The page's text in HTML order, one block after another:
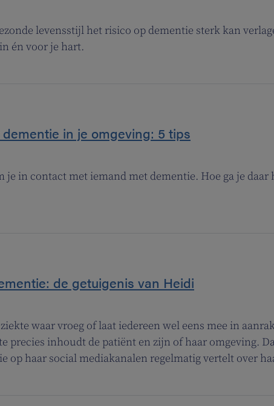
levensstijl het risico op dementie sterk kan
én voor je hart.
in je omgeving: 5 tips
je in contact met iemand met dementie. Hoe ga je
de getuigenis van Heidi
waar vroeg of laat iedereen wel eens mee in
precies inhoudt de patiënt en zijn of haar omgeving.
op haar social mediakanalen regelmatig vertelt over